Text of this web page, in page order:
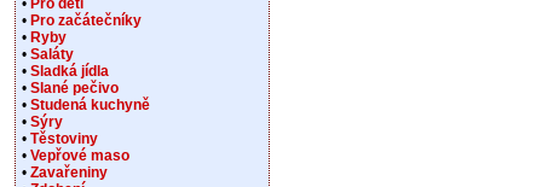
• Pro děti
• Pro začátečníky
• Ryby
• Saláty
• Sladká jídla
• Slané pečivo
• Studená kuchyně
• Sýry
• Těstoviny
• Vepřové maso
• Zavařeniny